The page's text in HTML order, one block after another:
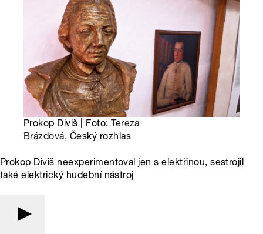
Prokop Diviš | Foto:Tereza
Brázdová, Český rozhlas
Prokop Diviš neexperimentoval jen s elektřinou, sestrojil
také elektrický hudební nástroj